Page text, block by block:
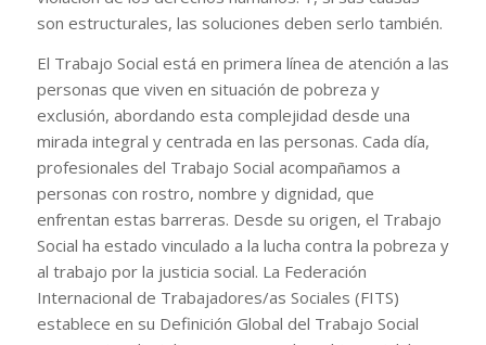
son estructurales, las soluciones deben serlo también.
El Trabajo Social está en primera línea de atención a las
personas que viven en situación de pobreza y
exclusión, abordando esta complejidad desde una
mirada integral y centrada en las personas. Cada día,
profesionales del Trabajo Social acompañamos a
personas con rostro, nombre y dignidad, que
enfrentan estas barreras. Desde su origen, el Trabajo
Social ha estado vinculado a la lucha contra la pobreza y
al trabajo por la justicia social. La Federación
Internacional de Trabajadores/as Sociales (FITS)
establece en su Definición Global del Trabajo Social